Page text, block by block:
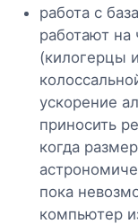
работа с
работают на
(килогерцы
ускорение
приносить
когда
пока
компьютер